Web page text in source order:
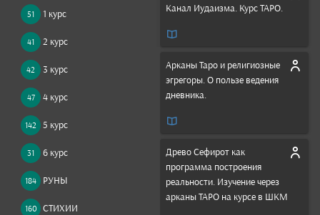
51 1 курс
41 2 курс
42 3 курс
47 4 курс
142 5 курс
31 6 курс
184 РУНЫ
160 СТИХИИ
Канал Иудаизма. Курс ТАРО.
Арканы Таро и религиозные
эгрегоры. О пользе ведения
дневника.
Древо Сефирот как
программа построения
реальности. Изучение через
арканы ТАРО на курсе в ШКМ